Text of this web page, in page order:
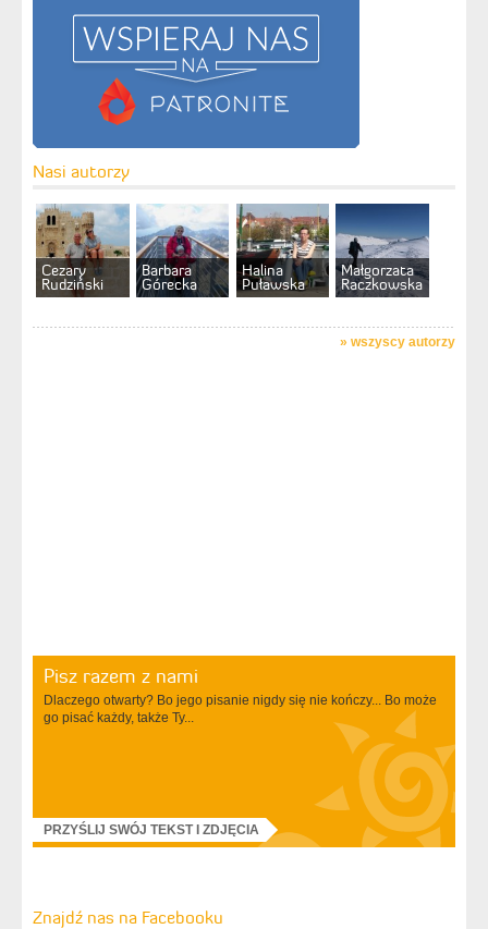
Nasi autorzy
Cezary
Rudziński
Barbara
Górecka
Halina
Puławska
Małgorzata
Raczkowska
» wszyscy autorzy
Pisz razem z nami
Dlaczego otwarty? Bo jego pisanie nigdy się nie kończy... Bo może
go pisać każdy, także Ty...
PRZYŚLIJ SWÓJ TEKST I ZDJĘCIA
Znajdź nas na Facebooku